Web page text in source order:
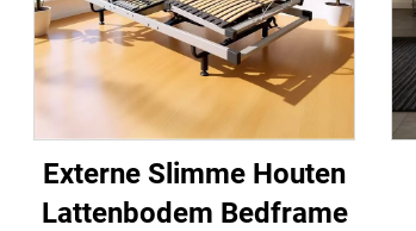
Externe Slimme Houten
Lattenbodem Bedframe